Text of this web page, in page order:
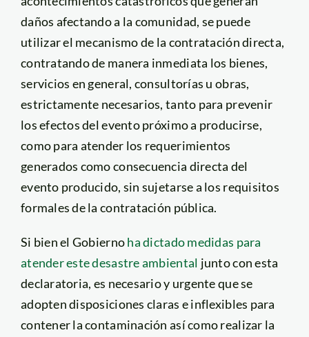
daños afectando a la comunidad, se puede
utilizar el mecanismo de la contratación directa,
contratando de manera inmediata los bienes,
servicios en general, consultorías u obras,
estrictamente necesarios, tanto para prevenir
los efectos del evento próximo a producirse,
como para atender los requerimientos
generados como consecuencia directa del
evento producido, sin sujetarse a los requisitos
formales de la contratación pública.
Si bien el Gobiernoha dictado medidas para
atender este desastre ambiental junto con esta
declaratoria, es necesario y urgente que se
adopten disposiciones claras e inflexibles para
contener la contaminación así como realizar la